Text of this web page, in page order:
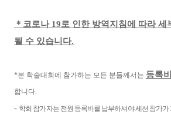
＊ 코로나 19로 인한 방역지침에 따라 세
될 수 있습니다.
*본 학술대회에 참가하는 모든 분들께서는 등록비
합니다.
- 학회 참가자는 전원 등록비를 납부하셔야 세션 참가가